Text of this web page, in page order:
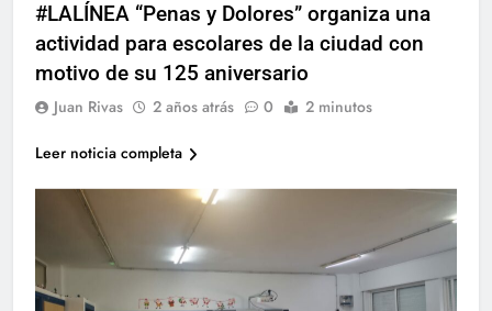
#LALÍNEA “Penas y Dolores” organiza una
actividad para escolares de la ciudad con
motivo de su 125 aniversario
Juan Rivas 2 años atrás 0 2 minutos
Leer noticia completa